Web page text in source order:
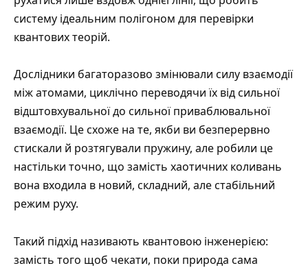
систему ідеальним полігоном для перевірки
квантових теорій.
Дослідники багаторазово змінювали силу взаємодії
між атомами, циклічно переводячи їх від сильної
відштовхувальної до сильної приваблювальної
взаємодії. Це схоже на те, якби ви безперервно
стискали й розтягували пружину, але робили це
настільки точно, що замість хаотичних коливань
вона входила в новий, складний, але стабільний
режим руху.
Такий підхід називають квантовою інженерією:
замість того щоб чекати, поки природа сама